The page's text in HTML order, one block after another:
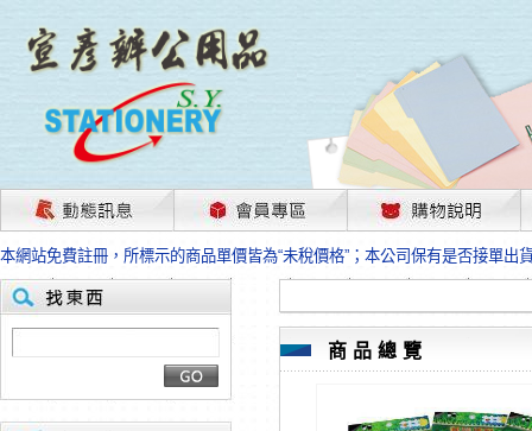
茲因國際情勢變化石油及塑化原物料波動漲幅甚大，部份上游供應商已採取
本網站免費註冊，所標示的商品單價皆為“未稅價格”；本公司保有是否接單出
HP、EPSON、CANON原廠耗材價格浮動，下單前請先跟客服人員確認最新
本網站免費註冊，所標示的商品單價皆為“未稅價格”；本公司保有是否接單出
匯款客戶請注意！因商品繁複來不及發現短缺，遂待客服人員跟您確認訂單
本網站免費註冊，所標示的商品單價皆為“未稅價格”；本公司保有是否接單出
茲因國際情勢變化石油及塑化原物料波動漲幅甚大，部份上游供應商已採取
本網站免費註冊，所標示的商品單價皆為“未稅價格”；本公司保有是否接單出
HP、EPSON、CANON原廠耗材價格浮動，下單前請先跟客服人員確認最新
商品總覽